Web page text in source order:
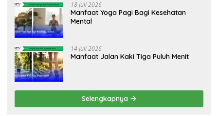
18 Juli 2026
Manfaat Yoga Pagi Bagi Kesehatan
Mental
14 Juli 2026
Manfaat Jalan Kaki Tiga Puluh Menit
Selengkapnya